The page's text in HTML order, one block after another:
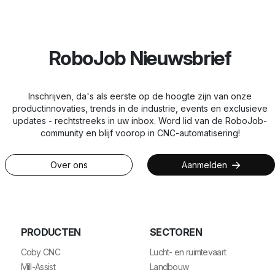
RoboJob Nieuwsbrief
Inschrijven, da's als eerste op de hoogte zijn van onze
productinnovaties, trends in de industrie, events en exclusieve
updates - rechtstreeks in uw inbox. Word lid van de RoboJob-
community en blijf voorop in CNC-automatisering!
Over ons Aanmelden
PRODUCTEN
Coby CNC
Mill-Assist
SECTOREN
Lucht- en ruimtevaart
Landbouw